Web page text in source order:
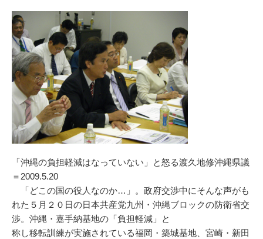
「沖縄の負担軽減はなっていない」と怒る渡久地修沖縄県議
＝2009.5.20
「どこの国の役人なのか…」。政府交渉中にそんな声がも
れた５月２０日の日本共産党九州・沖縄ブロックの防衛省交
渉。沖縄・嘉手納基地の「負担軽減」と
称し移転訓練が実施されている福岡・築城基地、宮崎・新田